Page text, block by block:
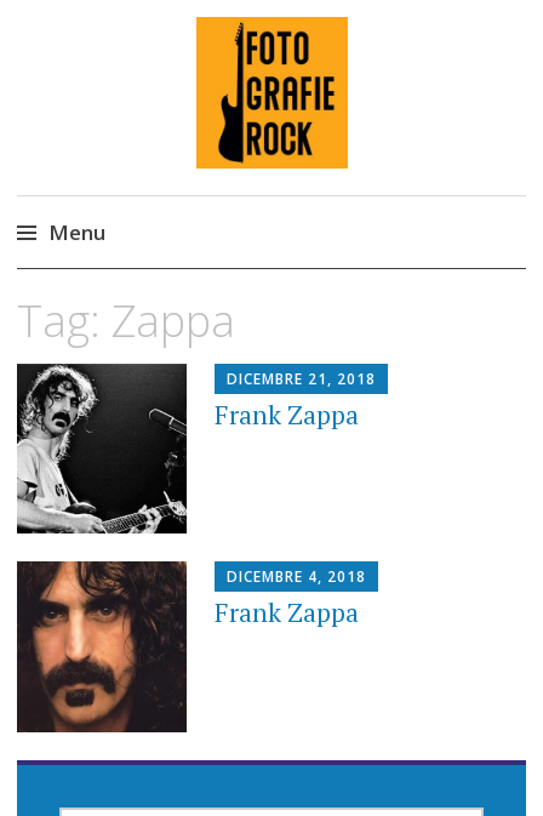
Fotografie ROCK
Menu
content
Tag: Zappa
DICEMBRE 21, 2018
Frank Zappa
DICEMBRE 4, 2018
Frank Zappa